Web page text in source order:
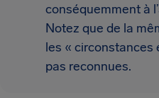
conséquemment à
Notez que de la
les « circonstances
pas reconnues.